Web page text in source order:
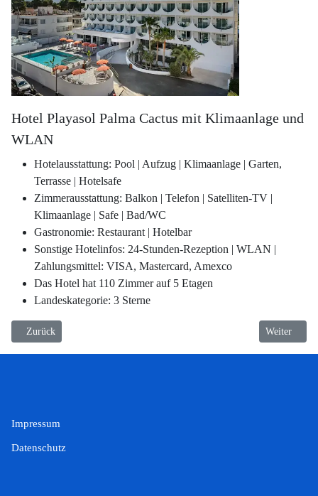
Hotel Playasol Palma Cactus mit Klimaanlage und
WLAN
Hotelausstattung: Pool | Aufzug | Klimaanlage | Garten,
Terrasse | Hotelsafe
Zimmerausstattung: Balkon | Telefon | Satelliten-TV |
Klimaanlage | Safe | Bad/WC
Gastronomie: Restaurant | Hotelbar
Sonstige Hotelinfos: 24-Stunden-Rezeption | WLAN |
Zahlungsmittel: VISA, Mastercard, Amexco
Das Hotel hat 110 Zimmer auf 5 Etagen
Landeskategorie: 3 Sterne
Vorheriger Beitrag: Iberostar Cristina
Zurück Nächster
Weiter
Impressum
Datenschutz